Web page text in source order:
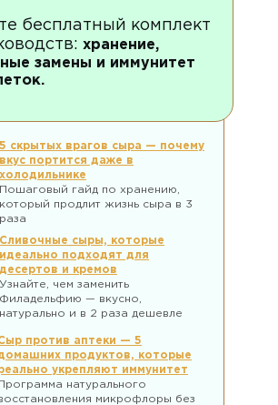
бесплатный комплект
хранение,
замены и иммунитет
5 скрытых врагов сыра — почему
вкус портится даже в
холодильнике
Пошаговый гайд по хранению,
который продлит жизнь сыра в 3
раза
Сливочные сыры, которые
идеально подходят для
десертов и кремов
Узнайте, чем заменить
Филадельфию — вкусно,
натурально и в 2 раза дешевле
против аптеки — 5
продуктов, которые
укрепляют иммунитет
Программа натурального
микрофлоры без